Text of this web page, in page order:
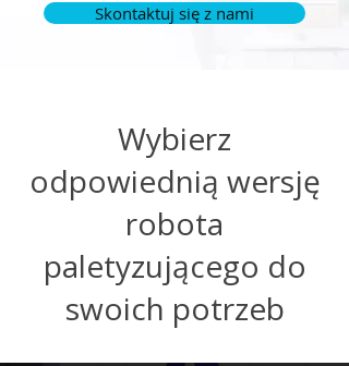
Skontaktuj się z nami
Wybierz
odpowiednią wersję
robota
paletyzującego do
swoich potrzeb